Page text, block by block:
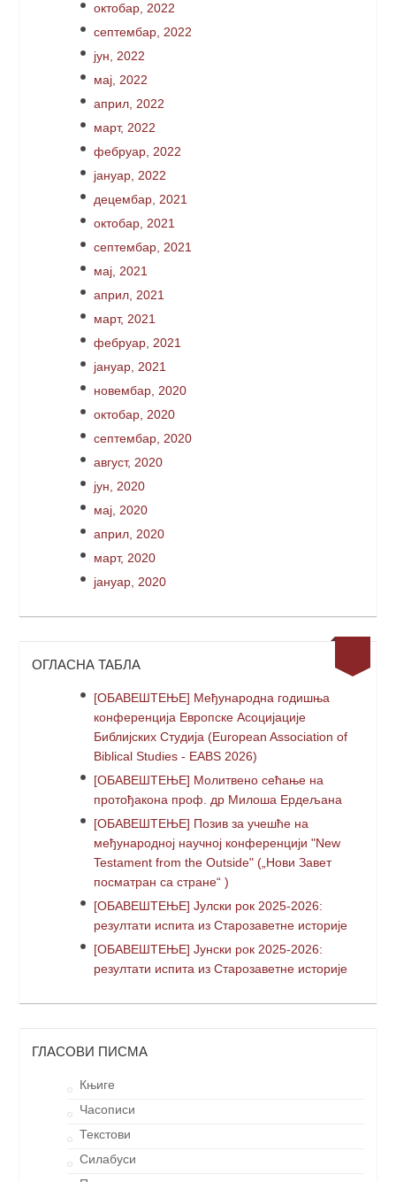
октобар, 2022
септембар, 2022
јун, 2022
мај, 2022
април, 2022
март, 2022
фебруар, 2022
јануар, 2022
децембар, 2021
октобар, 2021
септембар, 2021
мај, 2021
април, 2021
март, 2021
фебруар, 2021
јануар, 2021
новембар, 2020
октобар, 2020
септембар, 2020
август, 2020
јун, 2020
мај, 2020
април, 2020
март, 2020
јануар, 2020
ОГЛАСНА ТАБЛА
[ОБАВЕШТЕЊЕ] Међународна годишња
конференција Европске Асоцијације
Библијских Студија (European Association of
Biblical Studies - EABS 2026)
[ОБАВЕШТЕЊЕ] Молитвено сећање на
протођакона проф. др Милоша Ердељана
[ОБАВЕШТЕЊЕ] Позив за учешће на
међународној научној конференцији "New
Testament from the Outside" („Нови Завет
посматран са стране“ )
[ОБАВЕШТЕЊЕ] Јулски рок 2025-2026:
резултати испита из Старозаветне историје
[ОБАВЕШТЕЊЕ] Јунски рок 2025-2026:
резултати испита из Старозаветне историје
ГЛАСОВИ ПИСМА
Књиге
Часописи
Текстови
Силабуси